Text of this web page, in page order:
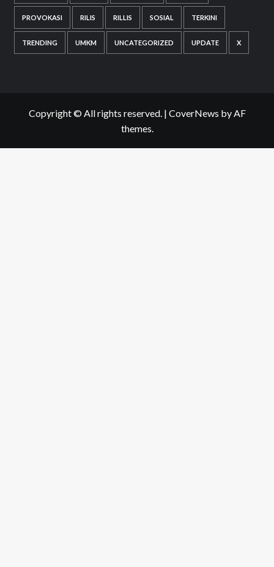
PROVOKASI RILIS RILLIS SOSIAL TERKINI
TRENDING UMKM UNCATEGORIZED UPDATE X
Copyright © All rights reserved. | CoverNews by AF
themes.